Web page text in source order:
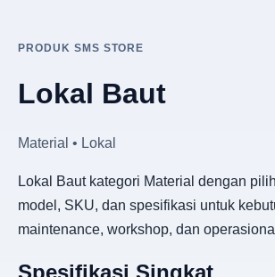
PRODUK SMS STORE
Lokal Baut
Material • Lokal
Lokal Baut kategori Material dengan
model, SKU, dan spesifikasi untuk
maintenance, workshop, dan
Spesifikasi Singkat